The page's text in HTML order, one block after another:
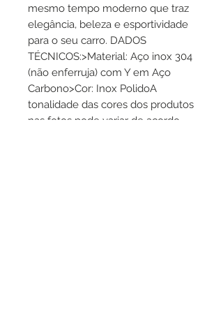
mesmo tempo moderno que traz
elegância, beleza e esportividade
para o seu carro. DADOS
TÉCNICOS:>Material: Aço inox 304
(não enferruja) com Y em Aço
Carbono>Cor: Inox PolidoA
tonalidade das cores dos produtos
nas fotos pode variar de acordo